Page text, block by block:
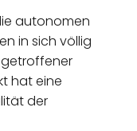
autonomen
in sich völlig
hat eine
der